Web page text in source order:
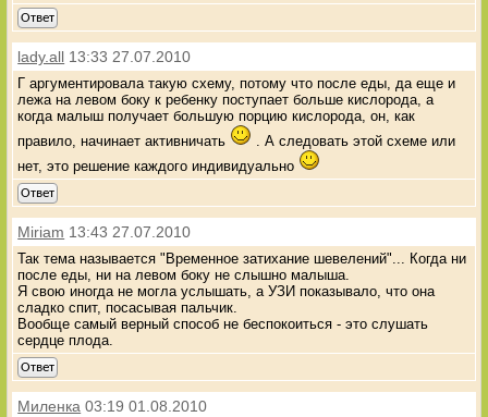
Ответ
lady.all 13:33 27.07.2010
Г аргументировала такую схему, потому что после еды, да еще и
лежа на левом боку к ребенку поступает больше кислорода, а
когда малыш получает большую порцию кислорода, он, как
правило, начинает активничать
. А следовать этой схеме или
нет, это решение каждого индивидуально
Ответ
Miriam 13:43 27.07.2010
Так тема называется "Временное затихание шевелений"... Когда ни
после еды, ни на левом боку не слышно малыша.
Я свою иногда не могла услышать, а УЗИ показывало, что она
сладко спит, посасывая пальчик.
Вообще самый верный способ не беспокоиться - это слушать
сердце плода.
Ответ
Миленка 03:19 01.08.2010